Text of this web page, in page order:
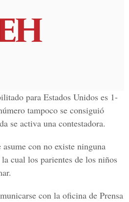
para Estados Unidos es 1-
tampoco se consiguió
se activa una contestadora.
con no existe ninguna
cual los parientes de los niños
con la oficina de Prensa